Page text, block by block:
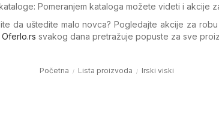
Pomeranjem kataloga možete videti i akcije
da uštedite malo novca? Pogledajte akcije za
Oferlo.rs svakog dana pretražuje popuste za sve
Početna Lista proizvoda Irski viski